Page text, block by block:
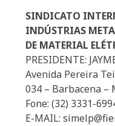
SINDICATO
INDÚSTRIAS
DE MATERIAL
PRESIDENTE:
Avenida Pereira
034 – Barbacena –
Fone: (32) 3331-
E-MAIL: